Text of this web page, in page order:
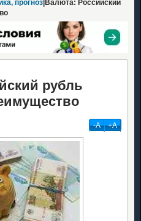
прогноз |Валюта: Российский
рубль
-А +А